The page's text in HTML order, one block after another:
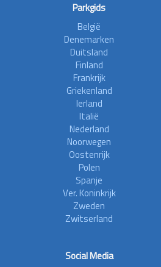
Parkgids
België
Denemarken
Duitsland
Finland
Frankrijk
Griekenland
Ierland
Italië
Nederland
Noorwegen
Oostenrijk
Polen
Spanje
Ver. Koninkrijk
Zweden
Zwitserland
Social Media